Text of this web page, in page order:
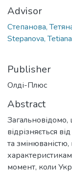
Advisor
Степанова,
Stepanova,
Publisher
Олді-Плюс
Abstract
відрізняється
та
момент, коли